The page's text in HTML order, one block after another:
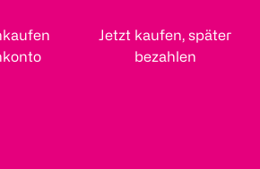
Jetzt kaufen, später
bezahlen